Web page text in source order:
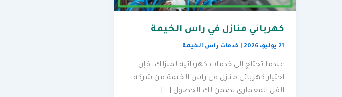
كهربائي منازل في راس الخيمة
21 يوليو، 2026 خدمات راس الخيمة
عندما تحتاج إلى خدمات كهربائية لمنزلك، فإن
اختيار كهربائي منازل في راس الخيمة من شركة
الفن المعماري يضمن لك الحصول […]